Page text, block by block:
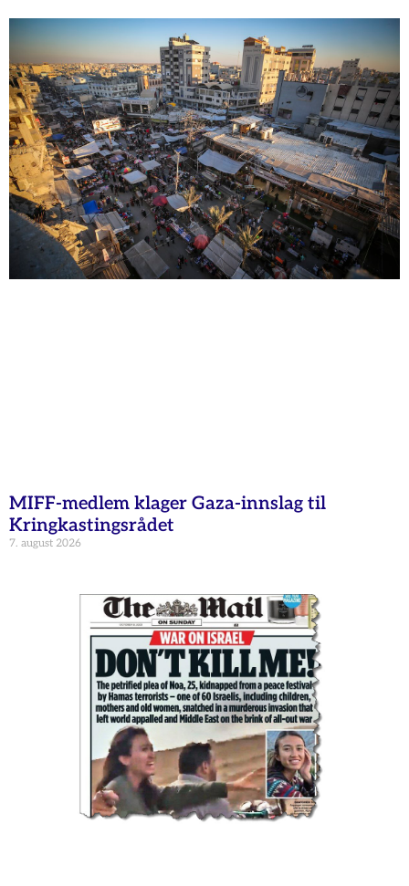
MIFF-medlem klager Gaza-innslag til
Kringkastingsrådet
7. august 2026